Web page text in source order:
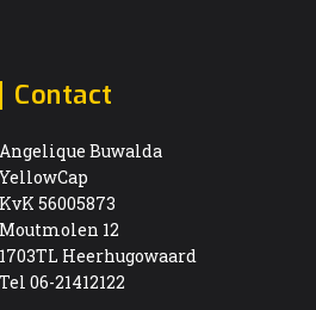
Contact
Angelique Buwalda
YellowCap
KvK 56005873
Moutmolen 12
1703TL Heerhugowaard
Tel 06-21412122